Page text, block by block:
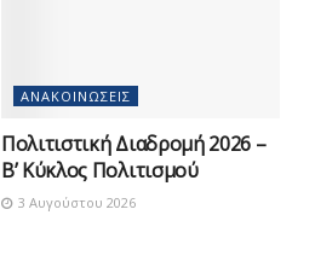
ΑΝΑΚΟΙΝΏΣΕΙΣ
Πολιτιστική Διαδρομή 2026 –
Β’ Κύκλος Πολιτισμού
3 Αυγούστου 2026